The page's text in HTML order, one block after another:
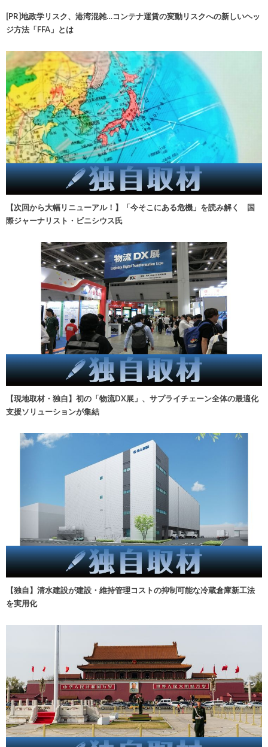
[PR]地政学リスク、港湾混雑…コンテナ運賃の変動リスクへの新しいヘッ
ジ方法「FFA」とは
【次回から大幅リニューアル！】「今そこにある危機」を読み解く 国
際ジャーナリスト・ビニシウス氏
【現地取材・独自】初の「物流DX展」、サプライチェーン全体の最適化
支援ソリューションが集結
【独自】清水建設が建設・維持管理コストの抑制可能な冷蔵倉庫新工法
を実用化